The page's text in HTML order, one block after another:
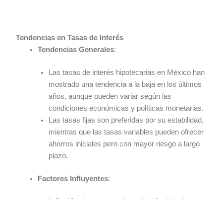
Tendencias en Tasas de Interés
Tendencias Generales:
Las tasas de interés hipotecarias en México han
mostrado una tendencia a la baja en los últimos
años, aunque pueden variar según las
condiciones económicas y políticas monetarias.
Las tasas fijas son preferidas por su estabilidad,
mientras que las tasas variables pueden ofrecer
ahorros iniciales pero con mayor riesgo a largo
plazo.
Factores Influyentes: